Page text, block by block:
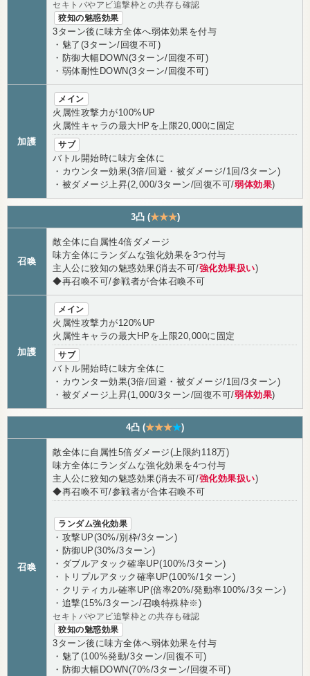
セキトバやアビ追撃枠との共存も確認
狡知の魅惑効果
3ターン後に味方全体へ弱体効果を付与
・魅了(3ターン/回復不可)
・防御大幅DOWN(3ターン/回復不可)
・弱体耐性DOWN(3ターン/回復不可)
加護
メイン
火属性攻撃力が100%UP
火属性キャラの最大HPを上限20,000に固定
サブ
バトル開始時に味方全体に
・カウンター効果(3倍/回避・被ダメージ/1回/3ターン)
・被ダメージ上昇(2,000/3ターン/回復不可/弱体効果)
3凸 (★★★)
召喚
敵全体に自属性4倍ダメージ
味方全体にランダムな強化効果を3つ付与
主人公に狡知の魅惑効果(消去不可/強化効果扱い)
◆再召喚不可/参戦者が合体召喚不可
加護
メイン
火属性攻撃力が120%UP
火属性キャラの最大HPを上限20,000に固定
サブ
バトル開始時に味方全体に
・カウンター効果(3倍/回避・被ダメージ/1回/3ターン)
・被ダメージ上昇(1,000/3ターン/回復不可/弱体効果)
4凸 (★★★★)
召喚
敵全体に自属性5倍ダメージ(上限約118万)
味方全体にランダムな強化効果を4つ付与
主人公に狡知の魅惑効果(消去不可/強化効果扱い)
◆再召喚不可/参戦者が合体召喚不可
ランダム強化効果
・攻撃UP(30%/別枠/3ターン)
・防御UP(30%/3ターン)
・ダブルアタック確率UP(100%/3ターン)
・トリプルアタック確率UP(100%/1ターン)
・クリティカル確率UP(倍率20%/発動率100%/3ターン)
・追撃(15%/3ターン/召喚特殊枠※)
セキトバやアビ追撃枠との共存も確認
狡知の魅惑効果
3ターン後に味方全体へ弱体効果を付与
・魅了(100%発動/3ターン/回復不可)
・防御大幅DOWN(70%/3ターン/回復不可)